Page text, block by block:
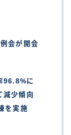
会が開会
96.8%に
減少傾向
を実施